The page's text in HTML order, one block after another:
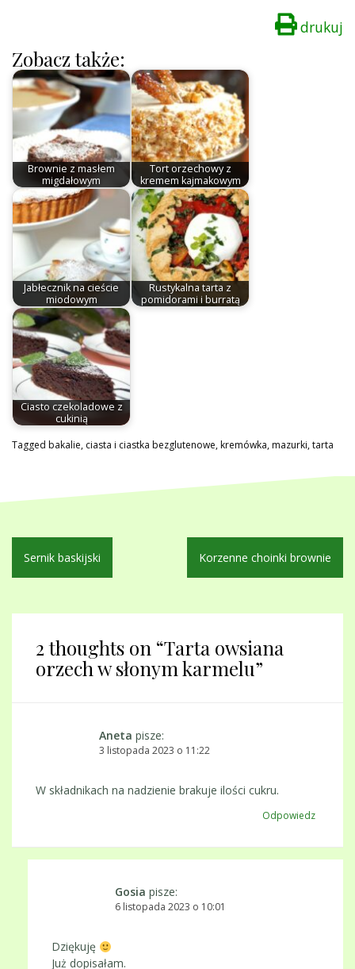
drukuj
Zobacz także:
Brownie z masłem
migdałowym
Tort orzechowy z
kremem kajmakowym
Jabłecznik na cieście
miodowym
Rustykalna tarta z
pomidorami i burratą
Ciasto czekoladowe z
cukinią
Tagged bakalie, ciasta i ciastka bezglutenowe,kremówka,mazurki,tarta
Nawigacja
wpisu
Sernik baskijski Korzenne choinki brownie
2 thoughts on “Tarta owsiana
orzech w słonym karmelu”
Aneta pisze:
3 listopada 2023 o 11:22
W składnikach na nadzienie brakuje ilości cukru.
Odpowiedz
Gosia pisze:
6 listopada 2023 o 10:01
Dziękuję
Już dopisałam.